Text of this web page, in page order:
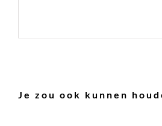
Je zou ook kunnen